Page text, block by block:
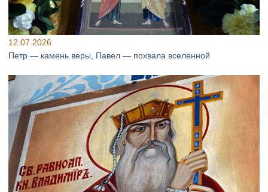
12.07.2026
Петр — камень веры, Павел — похвала вселенной